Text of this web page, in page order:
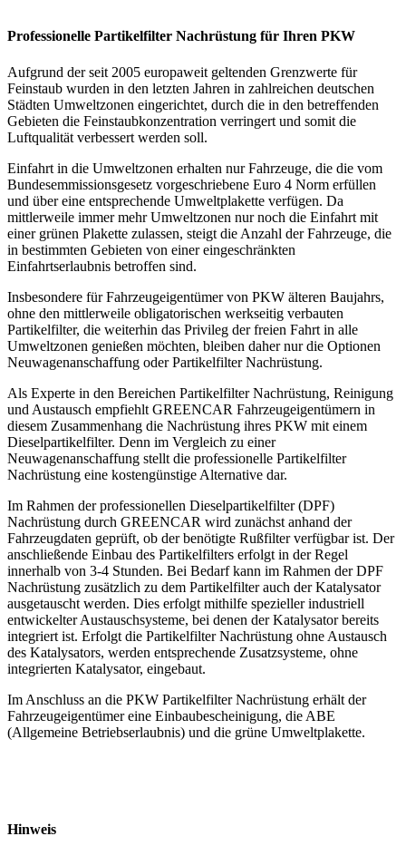
Professionelle Partikelfilter Nachrüstung für Ihren PKW
Aufgrund der seit 2005 europaweit geltenden Grenzwerte für
Feinstaub wurden in den letzten Jahren in zahlreichen deutschen
Städten Umweltzonen eingerichtet, durch die in den betreffenden
Gebieten die Feinstaubkonzentration verringert und somit die
Luftqualität verbessert werden soll.
Einfahrt in die Umweltzonen erhalten nur Fahrzeuge, die die vom
Bundesemmissionsgesetz vorgeschriebene Euro 4 Norm erfüllen
und über eine entsprechende Umweltplakette verfügen. Da
mittlerweile immer mehr Umweltzonen nur noch die Einfahrt mit
einer grünen Plakette zulassen, steigt die Anzahl der Fahrzeuge, die
in bestimmten Gebieten von einer eingeschränkten
Einfahrtserlaubnis betroffen sind.
Insbesondere für Fahrzeugeigentümer von PKW älteren Baujahrs,
ohne den mittlerweile obligatorischen werkseitig verbauten
Partikelfilter, die weiterhin das Privileg der freien Fahrt in alle
Umweltzonen genießen möchten, bleiben daher nur die Optionen
Neuwagenanschaffung oder Partikelfilter Nachrüstung.
Als Experte in den Bereichen Partikelfilter Nachrüstung, Reinigung
und Austausch empfiehlt GREENCAR Fahrzeugeigentümern in
diesem Zusammenhang die Nachrüstung ihres PKW mit einem
Dieselpartikelfilter. Denn im Vergleich zu einer
Neuwagenanschaffung stellt die professionelle Partikelfilter
Nachrüstung eine kostengünstige Alternative dar.
Im Rahmen der professionellen Dieselpartikelfilter (DPF)
Nachrüstung durch GREENCAR wird zunächst anhand der
Fahrzeugdaten geprüft, ob der benötigte Rußfilter verfügbar ist. Der
anschließende Einbau des Partikelfilters erfolgt in der Regel
innerhalb von 3-4 Stunden. Bei Bedarf kann im Rahmen der DPF
Nachrüstung zusätzlich zu dem Partikelfilter auch der Katalysator
ausgetauscht werden. Dies erfolgt mithilfe spezieller industriell
entwickelter Austauschsysteme, bei denen der Katalysator bereits
integriert ist. Erfolgt die Partikelfilter Nachrüstung ohne Austausch
des Katalysators, werden entsprechende Zusatzsysteme, ohne
integrierten Katalysator, eingebaut.
Im Anschluss an die PKW Partikelfilter Nachrüstung erhält der
Fahrzeugeigentümer eine Einbaubescheinigung, die ABE
(Allgemeine Betriebserlaubnis) und die grüne Umweltplakette.
Hinweis